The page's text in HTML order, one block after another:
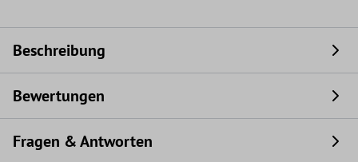
Beschreibung
Bewertungen
Fragen & Antworten